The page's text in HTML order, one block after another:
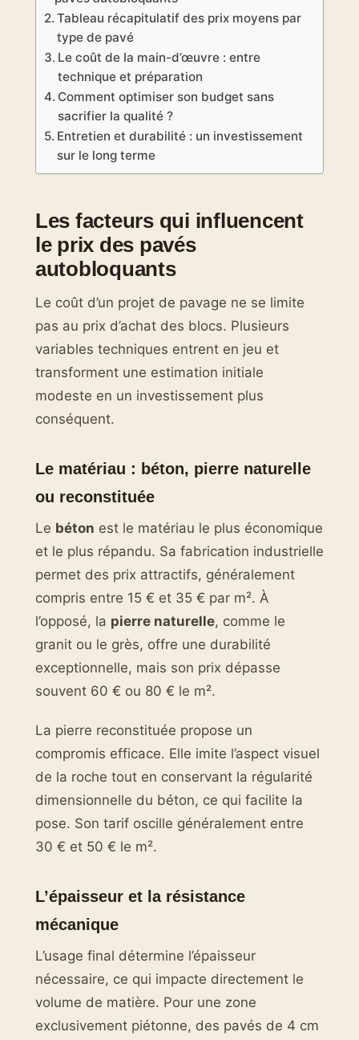
Tableau récapitulatif des prix moyens par
type de pavé
Le coût de la main-d’œuvre : entre
technique et préparation
Comment optimiser son budget sans
sacrifier la qualité ?
Entretien et durabilité : un investissement
sur le long terme
Les facteurs qui influencent
le prix des pavés
autobloquants
Le coût d’un projet de pavage ne se limite
pas au prix d’achat des blocs. Plusieurs
variables techniques entrent en jeu et
transforment une estimation initiale
modeste en un investissement plus
conséquent.
Le matériau : béton, pierre naturelle
ou reconstituée
Le béton est le matériau le plus économique
et le plus répandu. Sa fabrication industrielle
permet des prix attractifs, généralement
compris entre 15 € et 35 € par m². À
l’opposé, la pierre naturelle, comme le
granit ou le grès, offre une durabilité
exceptionnelle, mais son prix dépasse
souvent 60 € ou 80 € le m².
La pierre reconstituée propose un
compromis efficace. Elle imite l’aspect visuel
de la roche tout en conservant la régularité
dimensionnelle du béton, ce qui facilite la
pose. Son tarif oscille généralement entre
30 € et 50 € le m².
L’épaisseur et la résistance
mécanique
L’usage final détermine l’épaisseur
nécessaire, ce qui impacte directement le
volume de matière. Pour une zone
exclusivement piétonne, des pavés de 4 cm